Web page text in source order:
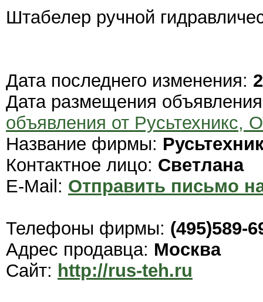
Штабелер ручной
Дата последнего изменения:
Дата размещения
объявления от Русьтехникс,
Название фирмы:
Контактное лицо: Светлана
E-Mail: Отправить письмо
Телефоны фирмы: (495)589-
Адрес продавца: Москва
Сайт: http://rus-teh.ru